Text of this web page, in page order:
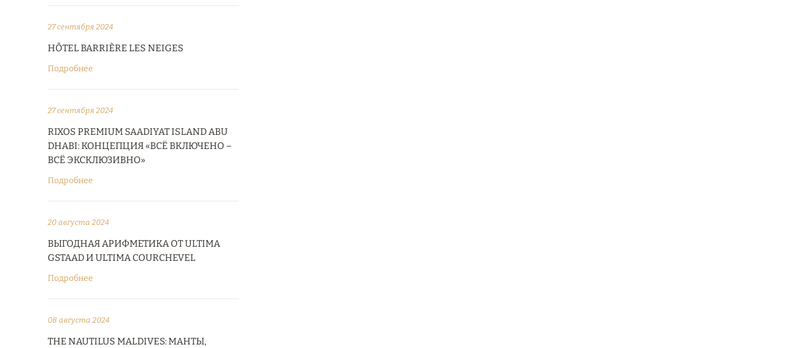
27 сентября 2024
HÔTEL BARRIÈRE LES NEIGES
Подробнее
27 сентября 2024
RIXOS PREMIUM SAADIYAT ISLAND ABU
DHABI: КОНЦЕПЦИЯ «ВСЁ ВКЛЮЧЕНО –
ВСЁ ЭКСКЛЮЗИВНО»
Подробнее
20 августа 2024
ВЫГОДНАЯ АРИФМЕТИКА ОТ ULTIMA
GSTAAD И ULTIMA COURCHEVEL
Подробнее
08 августа 2024
THE NAUTILUS MALDIVES: МАНТЫ,